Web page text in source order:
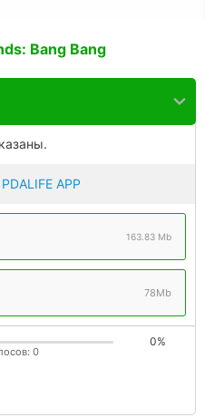
Bang Bang
PDALIFE APP
163.83 Mb
78Mb
0%
0